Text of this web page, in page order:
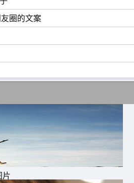
赶走所有的好运。2020，再见
，大放异彩，这是我给你的大大
大家心想事成。
愿大家犒劳自己的身体，解放自
的大家多多努力，再创辉煌。
眼睛，双手合十，心中默念，
了，蓦然发现，太多不舍，这
圈的文案
片